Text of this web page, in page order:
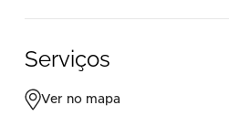
Serviços
Ver no mapa